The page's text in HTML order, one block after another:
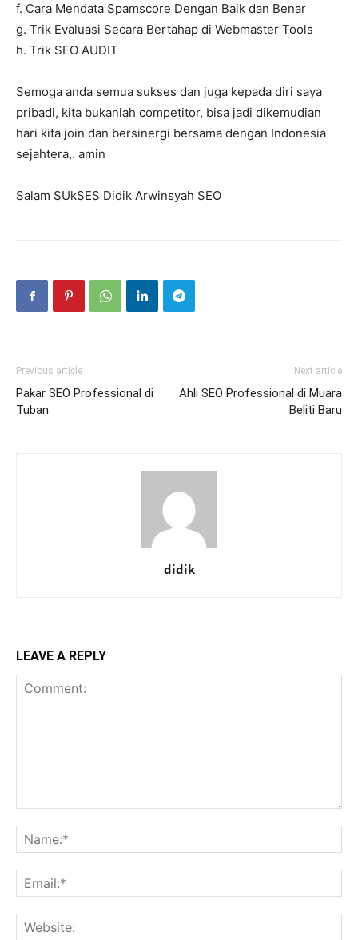
f. Cara Mendata Spamscore Dengan Baik dan Benar
g. Trik Evaluasi Secara Bertahap di Webmaster Tools
h. Trik SEO AUDIT
Semoga anda semua sukses dan juga kepada diri saya
pribadi, kita bukanlah competitor, bisa jadi dikemudian
hari kita join dan bersinergi bersama dengan Indonesia
sejahtera,. amin
Salam SUkSES Didik Arwinsyah SEO
Previous article
Pakar SEO Professional di
Tuban
Next article
Ahli SEO Professional di Muara
Beliti Baru
didik
LEAVE A REPLY